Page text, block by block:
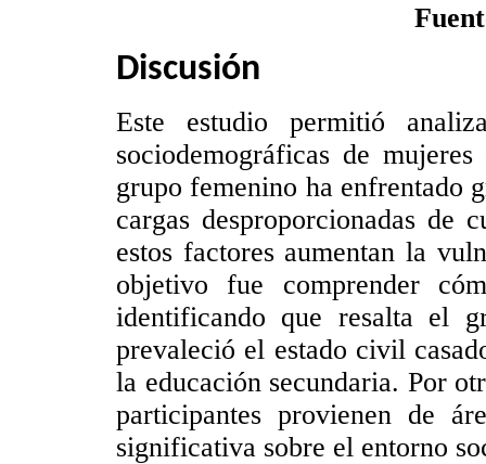
Discusión
Este estudio permitió
sociodemográficas de
grupo femenino ha enfrentado
cargas desproporcionadas de
estos factores aumentan la
objetivo fue comprender
identificando que resalta el
prevaleció el estado civil
la educación secundaria. Por
participantes provienen de
significativa sobre el entorno